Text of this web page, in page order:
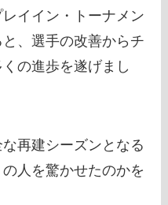
イイン・トーナメン
、選手の改善からチ
の進歩を遂げまし
再建シーズンとなる
人を驚かせたのかを